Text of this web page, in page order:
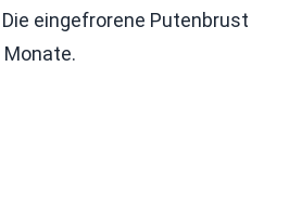
eingefrorene Putenbrust